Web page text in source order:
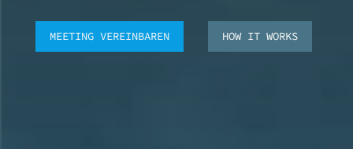
MEETING VEREINBAREN HOW IT WORKS